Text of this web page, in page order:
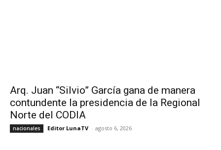
Arq. Juan “Silvio” García gana de manera
contundente la presidencia de la Regional
Norte del CODIA
nacionales Editor LunaTV - agosto 6, 2026